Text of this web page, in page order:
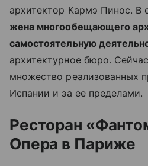
архитектор Кармэ Пинос. В
жена многообещающего
самостоятельную
архитектурное бюро.
множество реализованных
Испании и за ее пределами.
Ресторан
Опера в Париже